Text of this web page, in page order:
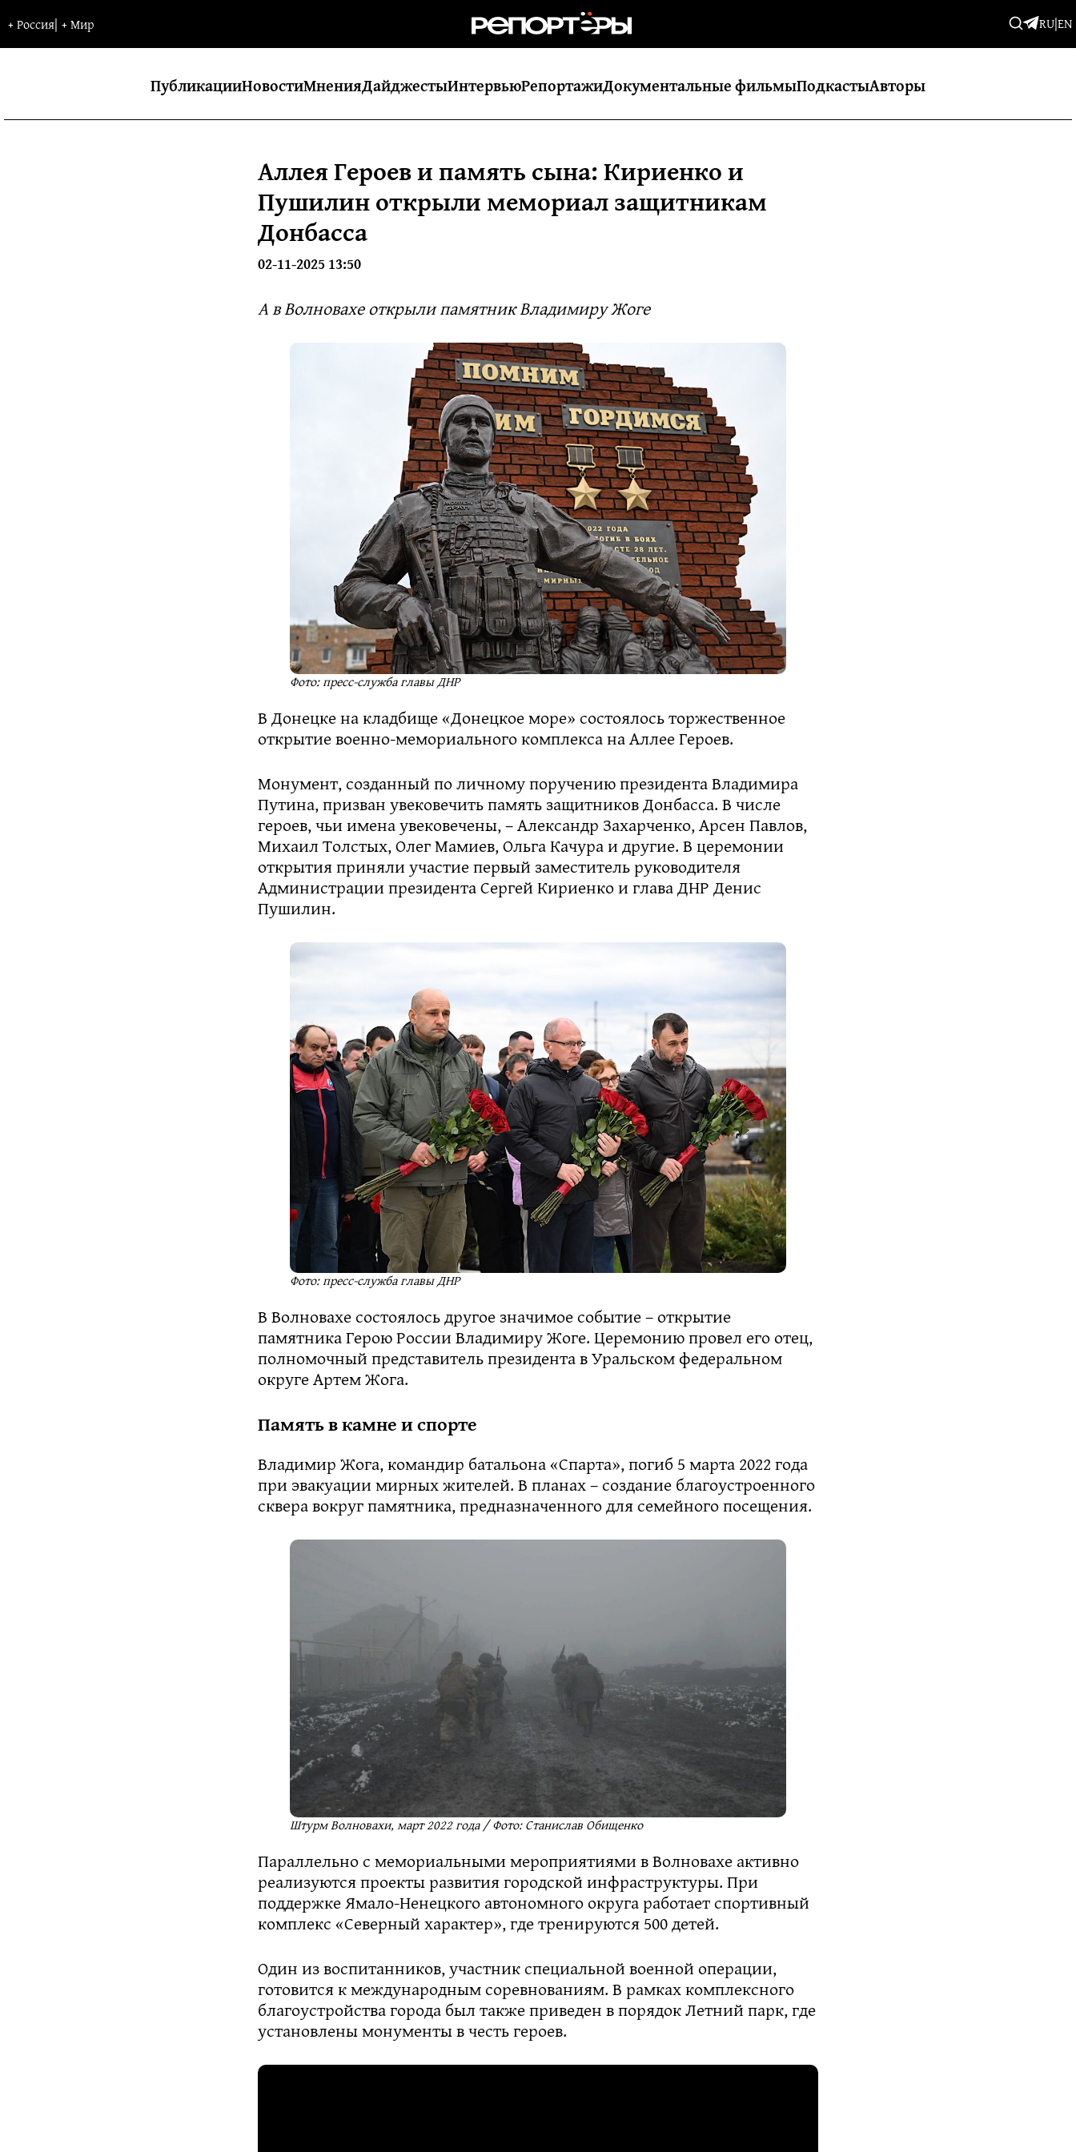
+Россия| +Мир RU|EN
ПубликацииНовостиМненияДайджестыИнтервьюРепортажиДокументальные фильмыПодкастыАвторы
Аллея Героев и память сына: Кириенко и
Пушилин открыли мемориал защитникам
Донбасса
02-11-2025 13:50
А в Волновахе открыли памятник Владимиру Жоге
Фото: пресс-служба главы ДНР
В Донецке на кладбище «Донецкое море» состоялось торжественное
открытие военно-мемориального комплекса на Аллее Героев.
Монумент, созданный по личному поручению президента Владимира
Путина, призван увековечить память защитников Донбасса. В числе
героев, чьи имена увековечены, – Александр Захарченко, Арсен Павлов,
Михаил Толстых, Олег Мамиев, Ольга Качура и другие. В церемонии
открытия приняли участие первый заместитель руководителя
Администрации президента Сергей Кириенко и глава ДНР Денис
Пушилин.
Фото: пресс-служба главы ДНР
В Волновахе состоялось другое значимое событие – открытие
памятника Герою России Владимиру Жоге. Церемонию провел его отец,
полномочный представитель президента в Уральском федеральном
округе Артем Жога.
Память в камне и спорте
Владимир Жога, командир батальона «Спарта», погиб 5 марта 2022 года
при эвакуации мирных жителей. В планах – создание благоустроенного
сквера вокруг памятника, предназначенного для семейного посещения.
Штурм Волновахи, март 2022 года / Фото: Станислав Обищенко
Параллельно с мемориальными мероприятиями в Волновахе активно
реализуются проекты развития городской инфраструктуры. При
поддержке Ямало-Ненецкого автономного округа работает спортивный
комплекс «Северный характер», где тренируются 500 детей.
Один из воспитанников, участник специальной военной операции,
готовится к международным соревнованиям. В рамках комплексного
благоустройства города был также приведен в порядок Летний парк, где
установлены монументы в честь героев.